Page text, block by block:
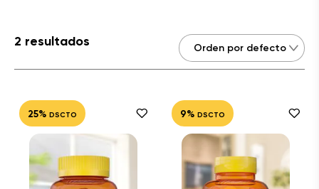
2 resultados
25% DSCTO 9% DSCTO